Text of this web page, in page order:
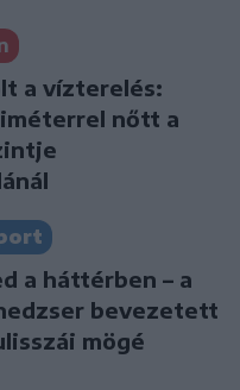
a vízterelés:
nőtt a
a háttérben – a
bevezetett
mögé